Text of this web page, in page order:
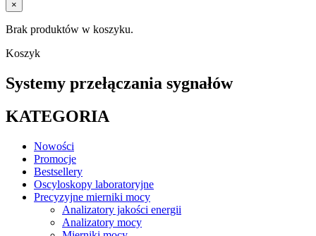
×
Brak produktów w koszyku.
Koszyk
Systemy przełączania sygnałów
KATEGORIA
Nowości
Promocje
Bestsellery
Oscyloskopy laboratoryjne
Precyzyjne mierniki mocy
Analizatory jakości energii
Analizatory mocy